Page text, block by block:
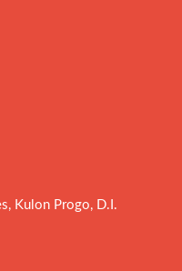
Kulon Progo, D.I.